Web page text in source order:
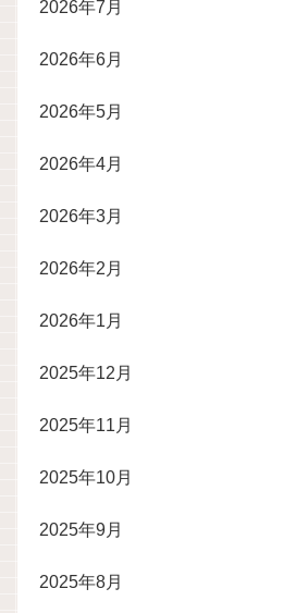
2026年7月
2026年6月
2026年5月
2026年4月
2026年3月
2026年2月
2026年1月
2025年12月
2025年11月
2025年10月
2025年9月
2025年8月